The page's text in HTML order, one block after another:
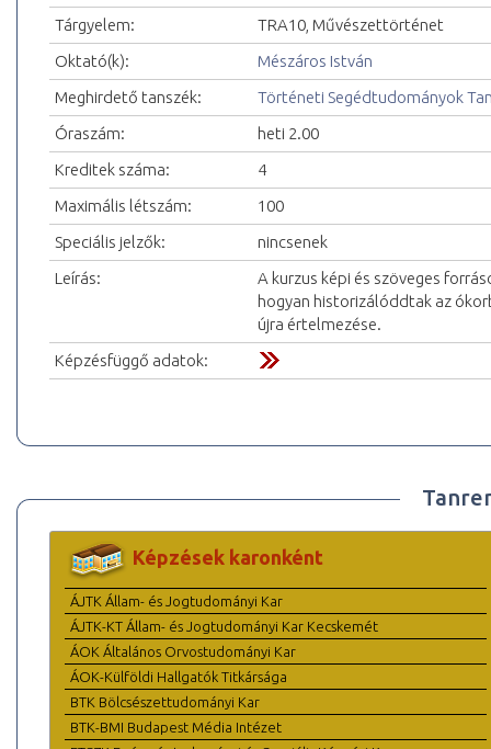
Tárgyelem:
TRA10, Művészettörténet
Oktató(k):
Mészáros István
Meghirdető tanszék:
Történeti Segédtudományok
Óraszám:
heti 2.00
Kreditek száma:
4
Maximális létszám:
100
Speciális jelzők:
nincsenek
Leírás:
A kurzus képi és szöveges
hogyan historizálóddtak az
újra értelmezése.
Képzésfüggő adatok:
Képzések karonként
ÁJTK Állam- és Jogtudományi Kar
ÁJTK-KT Állam- és Jogtudományi Kar Kecskemét
ÁOK Általános Orvostudományi Kar
ÁOK-Külföldi Hallgatók Titkársága
BTK Bölcsészettudományi Kar
BTK-BMI Budapest Média Intézet